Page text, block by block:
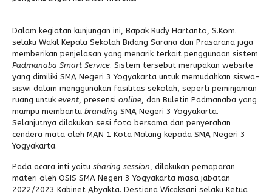
Dalam kegiatan kunjungan ini, Bapak Rudy Hartanto, S.Kom.
selaku Wakil Kepala Sekolah Bidang Sarana dan Prasarana juga
memberikan penjelasan yang menarik terkait penggunaan sistem
Padmanaba Smart Service. Sistem tersebut merupakan website
yang dimiliki SMA Negeri 3 Yogyakarta untuk memudahkan siswa-
siswi dalam menggunakan fasilitas sekolah, seperti peminjaman
ruang untuk event, presensi online, dan Buletin Padmanaba yang
mampu membantu branding SMA Negeri 3 Yogyakarta.
Selanjutnya dilakukan sesi foto bersama dan penyerahan
cendera mata oleh MAN 1 Kota Malang kepada SMA Negeri 3
Yogyakarta.
Pada acara inti yaitu sharing session, dilakukan pemaparan
materi oleh OSIS SMA Negeri 3 Yogyakarta masa jabatan
2022/2023 Kabinet Abyakta. Destiana Wicaksani selaku Ketua